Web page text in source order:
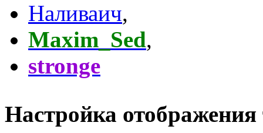
Наливаич,
Maxim_Sed,
stronge
Настройка отображения